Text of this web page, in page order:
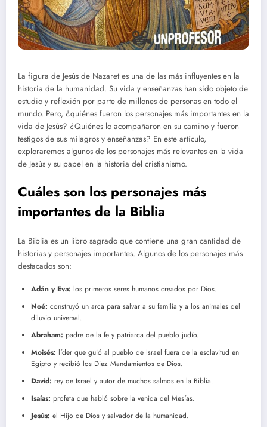
La figura de Jesús de Nazaret es una de las más influyentes en la
historia de la humanidad. Su vida y enseñanzas han sido objeto de
estudio y reflexión por parte de millones de personas en todo el
mundo. Pero, ¿quiénes fueron los personajes más importantes en la
vida de Jesús? ¿Quiénes lo acompañaron en su camino y fueron
testigos de sus milagros y enseñanzas? En este artículo,
exploraremos algunos de los personajes más relevantes en la vida
de Jesús y su papel en la historia del cristianismo.
Cuáles son los personajes más
importantes de la Biblia
La Biblia es un libro sagrado que contiene una gran cantidad de
historias y personajes importantes. Algunos de los personajes más
destacados son:
Adán y Eva: los primeros seres humanos creados por Dios.
Noé: construyó un arca para salvar a su familia y a los animales del
diluvio universal.
Abraham: padre de la fe y patriarca del pueblo judío.
Moisés: líder que guió al pueblo de Israel fuera de la esclavitud en
Egipto y recibió los Diez Mandamientos de Dios.
David: rey de Israel y autor de muchos salmos en la Biblia.
Isaías: profeta que habló sobre la venida del Mesías.
Jesús: el Hijo de Dios y salvador de la humanidad.